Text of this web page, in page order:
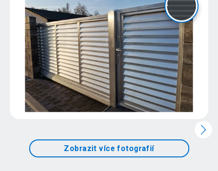
Zobrazit více fotografií